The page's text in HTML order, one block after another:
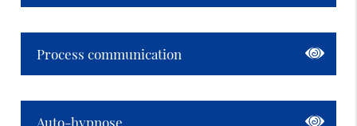
Process communication
Auto-hypnose